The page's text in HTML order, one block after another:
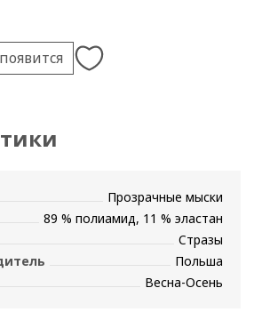
Прозрачные мыски
89 % полиамид, 11 % эластан
Стразы
Польша
Весна-Осень